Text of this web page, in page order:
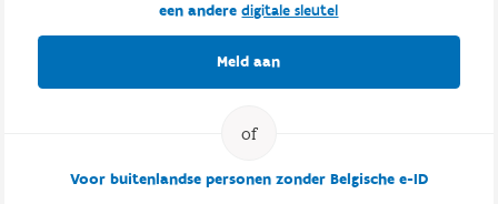
een anderedigitale sleutel
Meld aan
Voor buitenlandse personen zonder Belgische e-ID